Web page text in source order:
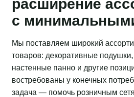
расширение
с
Мы поставляем широкий
товаров: декоративные
настенные панно и другие
востребованы у конечных
задача — помочь розничным